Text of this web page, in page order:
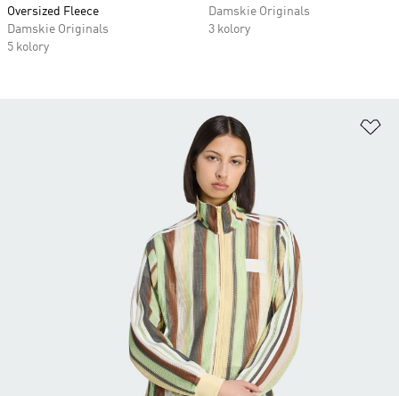
Oversized Fleece
Damskie Originals
5 kolory
Damskie Originals
3 kolory